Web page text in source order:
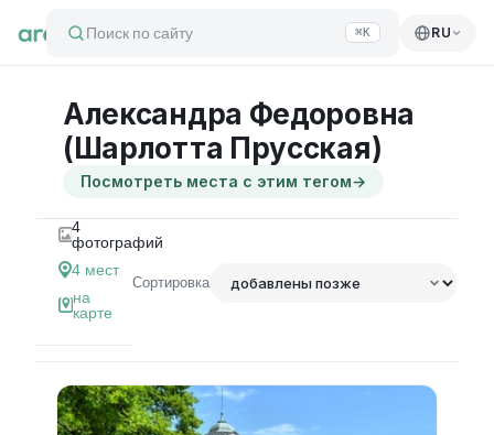
Поиск по сайту ⌘K RU
Александра Федоровна
(Шарлотта Прусская)
Посмотреть места с этим тегом→
4
фотографий
4 мест
на
карте
Сортировка